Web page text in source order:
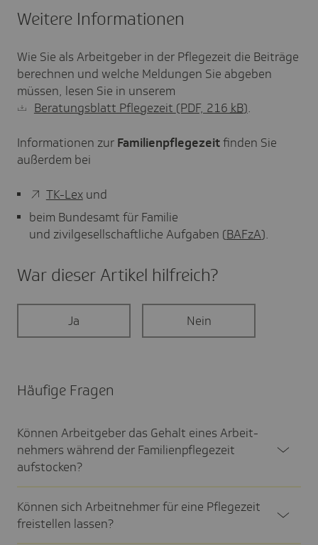
Weitere Informationen
Wie Sie als Arbeitgeber in der Pflegezeit die Beiträge
berechnen und welche Meldungen Sie abgeben
müssen, lesen Sie in unserem
Beratungsblatt Pflegezeit (PDF, 216 kB).
Informationen zur Familienpflegezeitfinden Sie
außerdem bei
TK-Lexund
beim Bundesamt für Familie
und zivilgesellschaftliche Aufgaben (BAFzA).
War dieser Artikel hilf­reich?
Ja Nein
Häufige Fragen
Können Arbeit­geber das Gehalt eines Arbeit­
neh­mers während der Fami­li­en­pfle­ge­zeit
aufsto­cken?
Können sich Arbeit­nehmer für eine Pfle­ge­zeit
frei­stellen lassen?